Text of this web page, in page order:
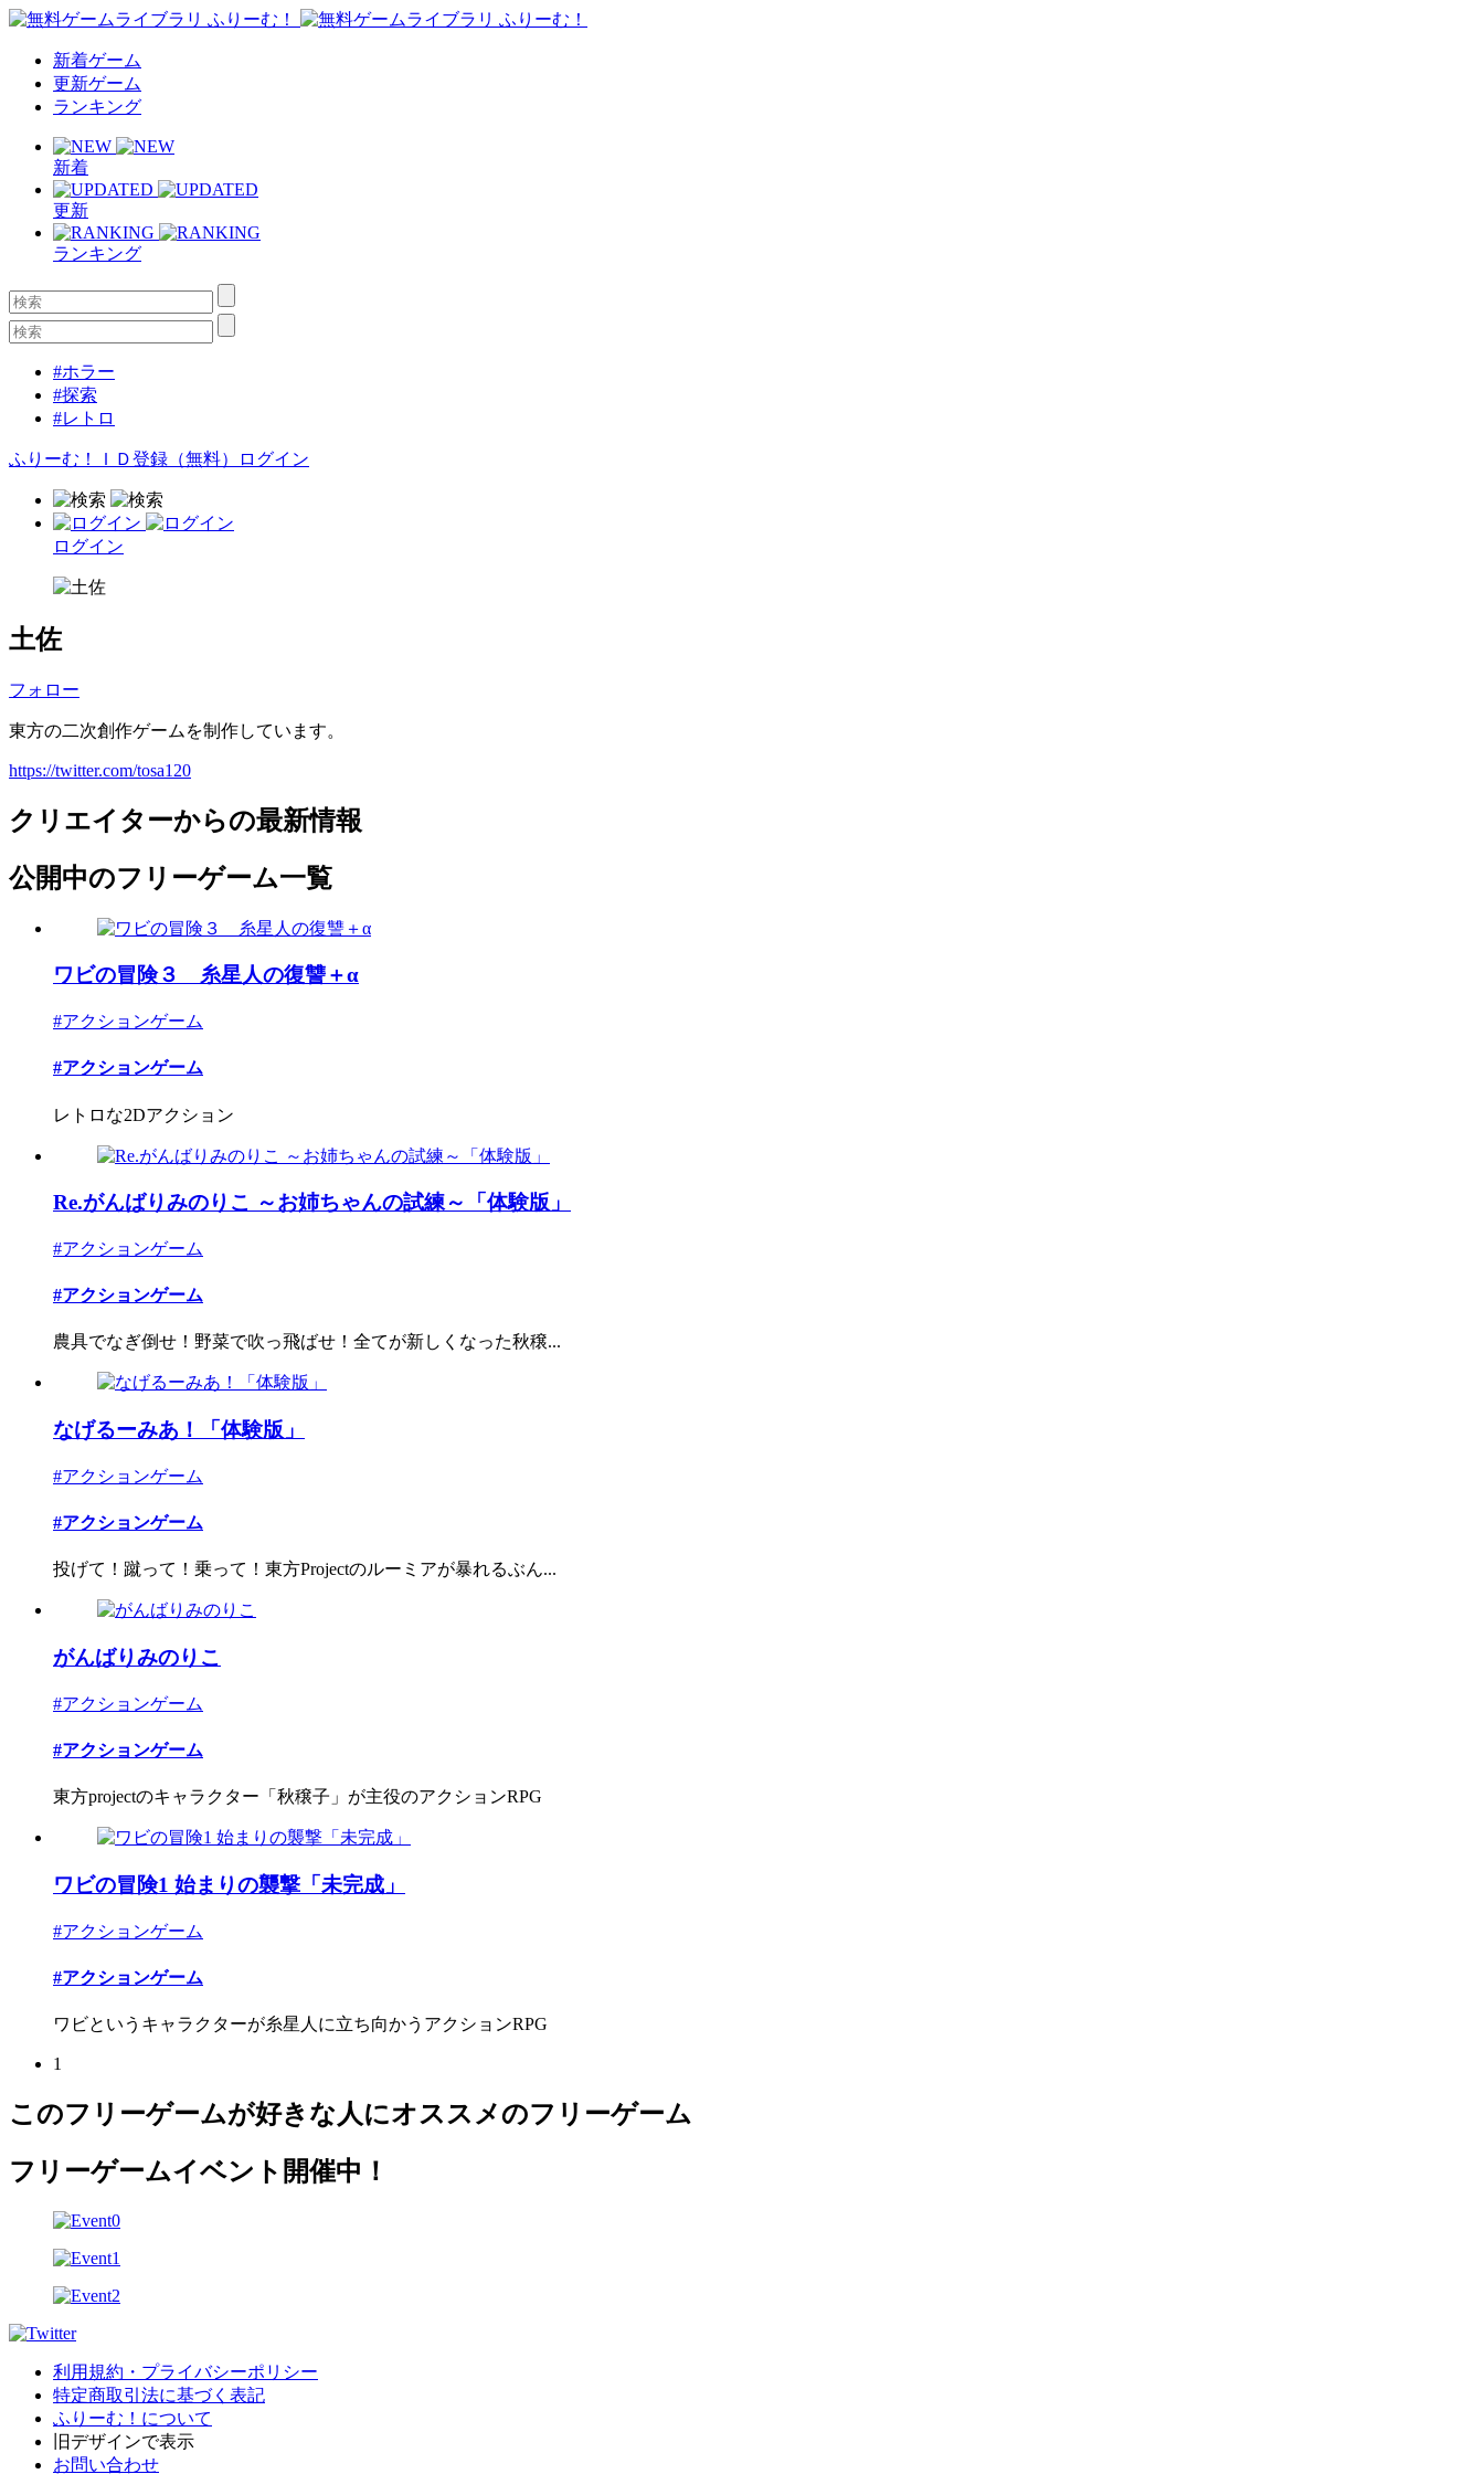
新着ゲーム
更新ゲーム
ランキング
新着
更新
ランキング
#ホラー
#探索
#レトロ
ふりーむ！ＩＤ登録（無料） ログイン
ログイン
土佐
フォロー
東方の二次創作ゲームを制作しています。
https://twitter.com/tosa120
クリエイターからの最新情報
公開中のフリーゲーム一覧
ワビの冒険３ 糸星人の復讐＋α
#アクションゲーム
#アクションゲーム
レトロな2Dアクション
Re.がんばりみのりこ ～お姉ちゃんの試練～「体験版」
#アクションゲーム
#アクションゲーム
農具でなぎ倒せ！野菜で吹っ飛ばせ！全てが新しくなった秋穣...
なげるーみあ！「体験版」
#アクションゲーム
#アクションゲーム
投げて！蹴って！乗って！東方Projectのルーミアが暴れるぶん...
がんばりみのりこ
#アクションゲーム
#アクションゲーム
東方projectのキャラクター「秋穣子」が主役のアクションRPG
ワビの冒険1 始まりの襲撃「未完成」
#アクションゲーム
#アクションゲーム
ワビというキャラクターが糸星人に立ち向かうアクションRPG
1
このフリーゲームが好きな人にオススメのフリーゲーム
フリーゲームイベント開催中！
利用規約・プライバシーポリシー
特定商取引法に基づく表記
ふりーむ！について
旧デザインで表示
お問い合わせ